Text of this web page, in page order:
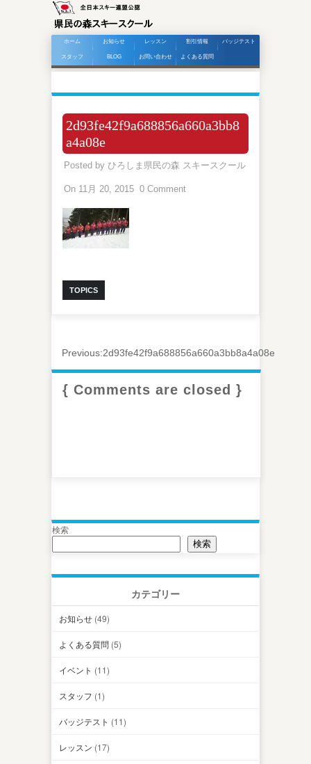
ホーム お知らせ レッスン 割引情報 バッジテスト
スタッフ BLOG お問い合わせ よくある質問
2d93fe42f9a688856a660a3bb8
a4a08e
Posted by ひろしま県民の森 スキースクール
On 11月 20, 2015 0 Comment
TOPICS
Previous:2d93fe42f9a688856a660a3bb8a4a08e
{ Comments are closed }
検索
検索
カテゴリー
お知らせ (49)
よくある質問 (5)
イベント (11)
スタッフ (1)
バッジテスト (11)
レッスン (17)